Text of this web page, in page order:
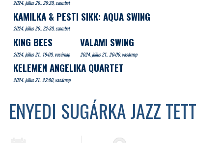
ENYEDI SUGÁRKA JAZZ TETT
2024. július 20.. 20:30, szombat
KAMILKA & PESTI SIKK: AQUA SWING
2024. július 20.. 22:30, szombat
KING BEES
2024. július 21.. 18:00, vasárnap
VALAMI SWING
2024. július 21.. 20:00, vasárnap
KELEMEN ANGELIKA QUARTET
2024. július 21.. 22:00, vasárnap